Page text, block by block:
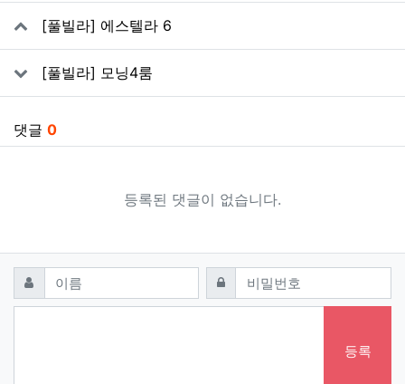
관련자료
[풀빌라] 에스텔라 6
[풀빌라] 모닝4룸
댓글 0
등록된 댓글이 없습니다.
댓글쓰기
이름 필수 비밀번호필수
등록